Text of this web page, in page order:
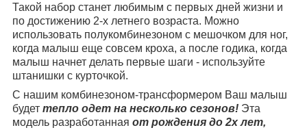
Такой набор станет любимым с первых дней жизни и
по достижению 2-х летнего возраста. Можно
использовать полукомбинезоном с мешочком для ног,
когда малыш еще совсем кроха, а после годика, когда
малыш начнет делать первые шаги - используйте
штанишки с курточкой.
С нашим комбинезоном-трансформером Ваш малыш
будет тепло одет на несколько сезонов! Эта
модель разработанная от рождения до 2х лет,